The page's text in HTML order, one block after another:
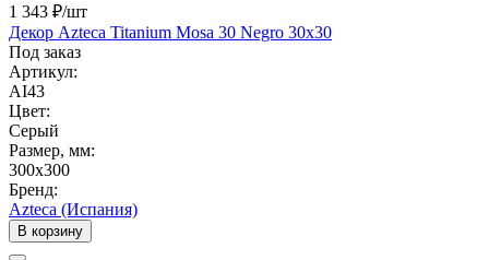
1 343 ₽/шт
Декор Azteca Titanium Mosa 30 Negro 30x30
Под заказ
Артикул:
AI43
Цвет:
Серый
Размер, мм:
300x300
Бренд:
Azteca (Испания)
В корзину